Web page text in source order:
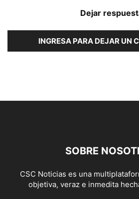
Dejar
INGRESA PARA DEJAR UN
SOBRE
CSC Noticias es una
objetiva, veraz e inmedita